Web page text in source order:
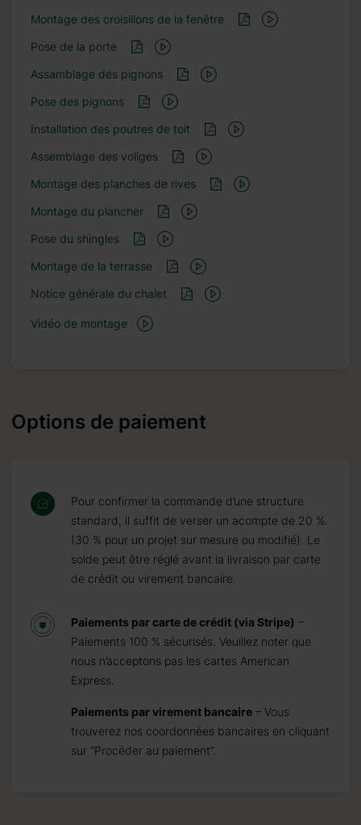
Montage des croisillons de la fenêtre
Pose de la porte
Assamblage des pignons
Pose des pignons
Installation des poutres de toit
Assemblage des voliges
Montage des planches de rives
Montage du plancher
Pose du shingles
Montage de la terrasse
Notice générale du chalet
Vidéo de montage
Options de paiement
Pour confirmer la commande d’une structure
standard, il suffit de verser un acompte de 20 %.
(30 % pour un projet sur mesure ou modifié). Le
solde peut être réglé avant la livraison par carte
de crédit ou virement bancaire.
Paiements par carte de crédit (via Stripe) –
Paiements 100 % sécurisés. Veuillez noter que
nous n’acceptons pas les cartes American
Express.
Paiements par virement bancaire – Vous
trouverez nos coordonnées bancaires en cliquant
sur “Procéder au paiement”.